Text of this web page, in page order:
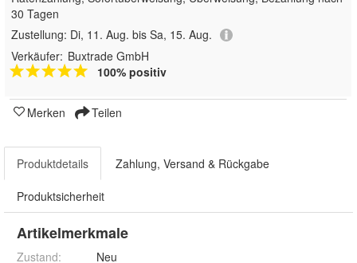
30 Tagen
Zustellung: Di, 11. Aug. bis Sa, 15. Aug.
Verkäufer: Buxtrade GmbH
100% positiv
Merken Teilen
Produktdetails Zahlung, Versand & Rückgabe
Produktsicherheit
Artikelmerkmale
Zustand:
Neu